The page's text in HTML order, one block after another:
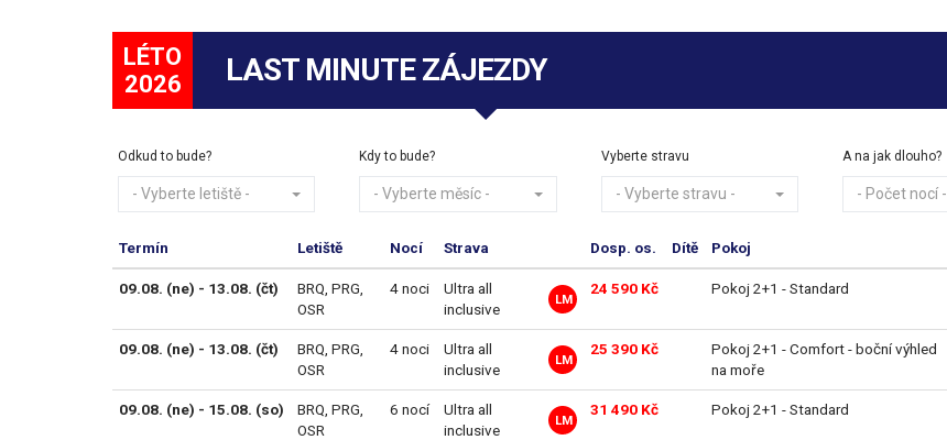
LÉTO
2026
LAST MINUTE ZÁJEZDY
Odkud to bude?
- Vyberte letiště -
Kdy to bude?
- Vyberte měsíc -
Vyberte stravu
- Vyberte stravu -
A na jak dlouho?
- Počet nocí -
Termín Letiště Nocí Strava Dosp. os. Dítě Pokoj
09.08. (ne) - 13.08. (čt) BRQ, PRG,
OSR
4 noci
Ultra all
inclusive
LM
24 590 Kč Pokoj 2+1 - Standard
09.08. (ne) - 13.08. (čt) BRQ, PRG,
OSR
4 noci
Ultra all
inclusive
LM
25 390 Kč
Pokoj 2+1 - Comfort - boční výhled
na moře
09.08. (ne) - 15.08. (so) BRQ, PRG,
OSR
6 nocí
Ultra all
inclusive
LM
31 490 Kč Pokoj 2+1 - Standard